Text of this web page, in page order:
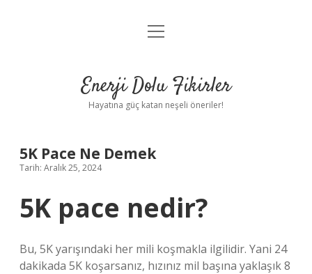
Anasayfa
Yasal Uyarı
menüyü
Enerji Dolu Fikirler
Hayatına güç katan neşeli öneriler!
5K Pace Ne Demek
Tarih: Aralık 25, 2024
5K pace nedir?
Bu, 5K yarışındaki her mili koşmakla ilgilidir. Yani 24
dakikada 5K koşarsanız, hızınız mil başına yaklaşık 8